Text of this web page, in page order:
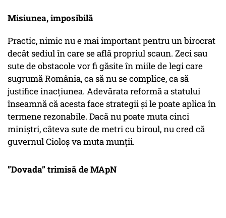
Misiunea, imposibilă
Practic, nimic nu e mai important pentru un birocrat
decât sediul în care se află propriul scaun. Zeci sau
sute de obstacole vor fi găsite în miile de legi care
sugrumă România, ca să nu se complice, ca să
justifice inacțiunea. Adevărata reformă a statului
înseamnă că acesta face strategii și le poate aplica în
termene rezonabile. Dacă nu poate muta cinci
miniștri, câteva sute de metri cu biroul, nu cred că
guvernul Cioloș va muta munții.
”Dovada” trimisă de MApN